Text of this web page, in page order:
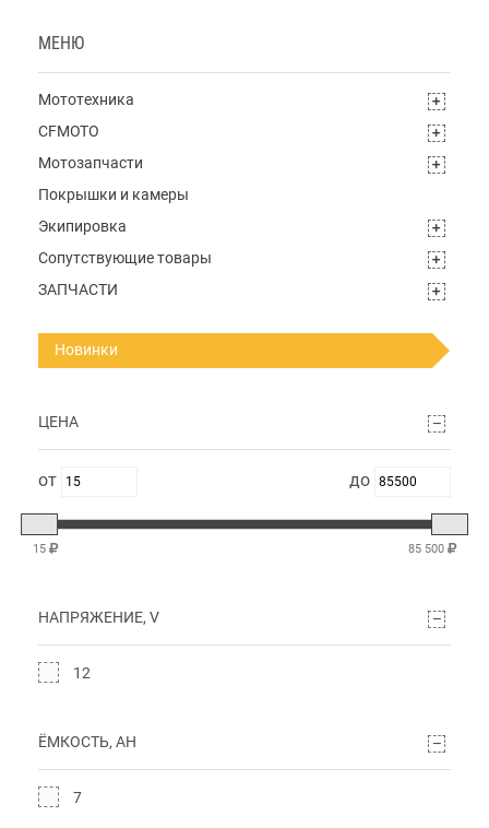
МЕНЮ
Мототехника
CFMOTO
Мотозапчасти
Покрышки и камеры
Экипировка
Сопутствующие товары
ЗАПЧАСТИ
Новинки
ЦЕНА
15 85 500
НАПРЯЖЕНИЕ, V
12
ЁМКОСТЬ, AH
7